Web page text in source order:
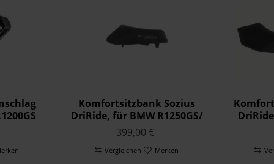
Komfortsitzbank Sozius
DriRide, für BMW R1250GS/
R1250GS Adventure/
R1200GS (LC)/ R1200GS
Adventure
399,00 €
Vergleichen Merken